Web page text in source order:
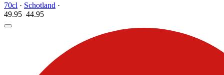
70cl · Schotland ·
49.95 44.95